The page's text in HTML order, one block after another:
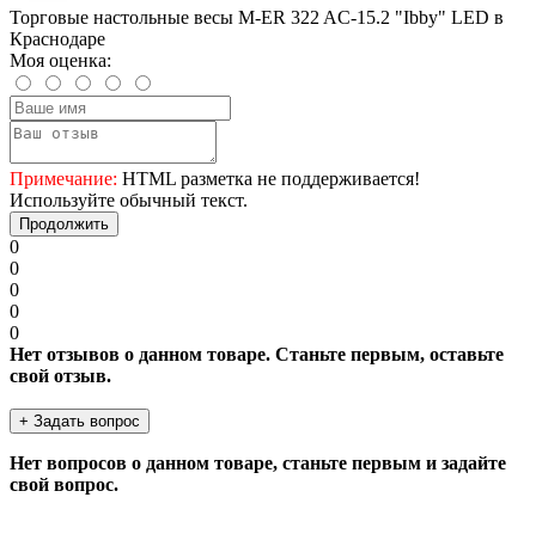
Торговые настольные весы M-ER 322 AC-15.2 "Ibby" LED в
Краснодаре
Моя оценка:
Примечание: HTML разметка не поддерживается!
Используйте обычный текст.
Продолжить
0
0
0
0
0
Нет отзывов о данном товаре. Станьте первым, оставьте
свой отзыв.
+ Задать вопрос
Нет вопросов о данном товаре, станьте первым и задайте
свой вопрос.